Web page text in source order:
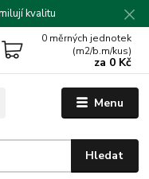
kvalitu
Menu
Hledat
0 měrných jednotek
(m2/b.m/kus)
za 0 Kč